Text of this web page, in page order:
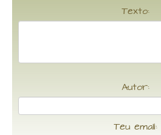
Texto:
Autor:
Teu email: